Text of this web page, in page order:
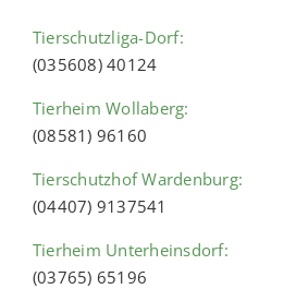
Tierschutzliga-Dorf:
(035608) 40124
Tierheim Wollaberg:
(08581) 96160
Tierschutzhof Wardenburg:
(04407) 9137541
Tierheim Unterheinsdorf:
(03765) 65196